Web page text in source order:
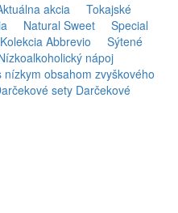
akcia
Tokajské
Natural Sweet
Special
Abbrevio
Sýtené
nápoj
obsahom zvyškového
sety Darčekové